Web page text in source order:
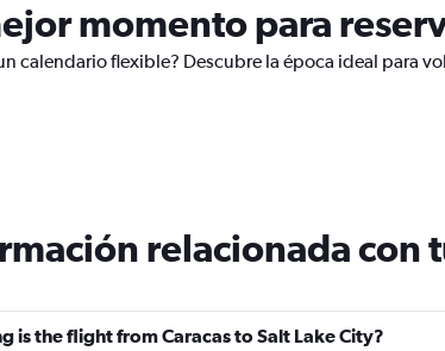
momento para
calendario flexible? Descubre la época ideal para
relacionada con
is the flight from Caracas to Salt Lake City?